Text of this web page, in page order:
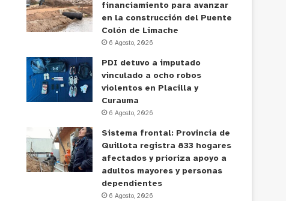
financiamiento para avanzar
en la construcción del Puente
Colón de Limache
6 Agosto, 2026
PDI detuvo a imputado
vinculado a ocho robos
violentos en Placilla y
Curauma
6 Agosto, 2026
Sistema frontal: Provincia de
Quillota registra 833 hogares
afectados y prioriza apoyo a
adultos mayores y personas
dependientes
6 Agosto, 2026